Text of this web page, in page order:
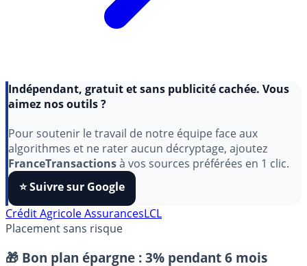
aimez nos outils ?
Pour soutenir le travail de notre équipe face aux
algorithmes et ne rater aucun décryptage, ajoutez
FranceTransactionsà vos sources préférées en 1 clic.
⭐️ Suivre sur Google
Placement sans risque